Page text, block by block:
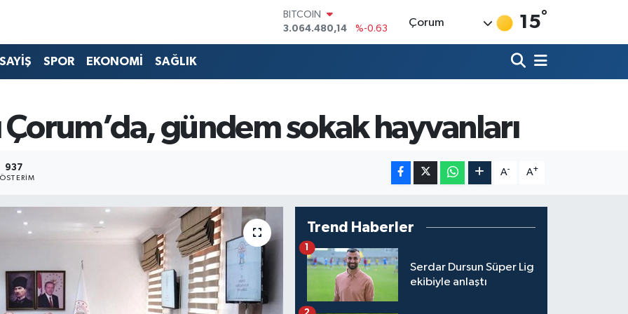
BITCOIN
3.064.480,14
%-0.63
DOLAR
64,2463
%0.07
GRAM ALTIN
6510.40
%0.45
Çorum 15°
SPOR EKONOMİ SAĞLIK
Çorum’da, gündem sokak hayvanları
937 A- A+
Trend Haberler
Serdar Dursun Süper Lig
ekibiyle anlaştı
1